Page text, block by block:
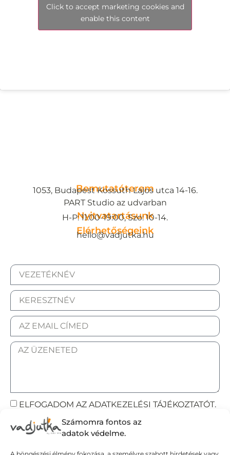
Számomra fontos az
adatok védelme.
Click to accept marketing cookies and
enable this content
Bemutatóterem
1053, Budapest Kossuth Lajos utca 14-16.
PART Studio az udvarban
Nyitvatartásunk
H-P: 11:00-19:00, Szo: 10-14.
Elérhetőségeink
hello@vadjutka.hu
ELFOGADOM AZ ADATKEZELÉSI TÁJÉKOZTATÓT.
Elküldöm